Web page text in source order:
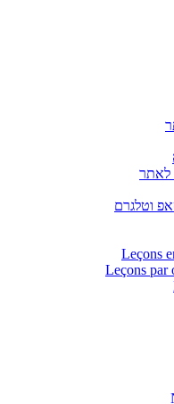
לאתר
וטלגרם
Leçons
Leçons par